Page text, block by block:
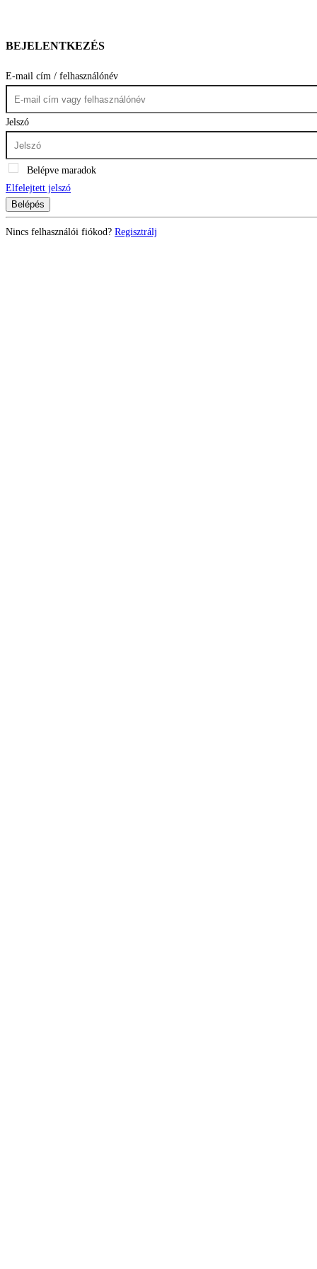
BEJELENTKEZÉS
E-mail cím / felhasználónév
Jelszó
Belépve maradok
Elfelejtett jelszó
Belépés
Nincs felhasználói fiókod? Regisztrálj